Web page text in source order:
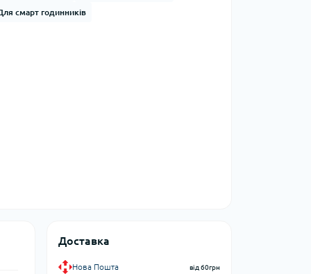
смарт годинників
Доставка
Нова Пошта від 60грн